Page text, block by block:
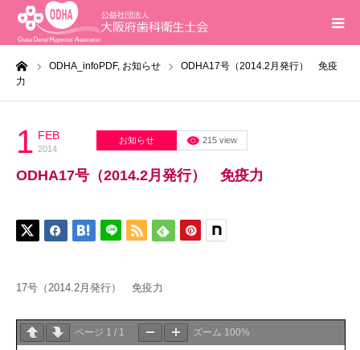
ODHA_infoPDF, お知らせ
ODHA17号（2014.2月発行） 免疫
力
1 FEB
2014
お知らせ 215 view
ODHA17号（2014.2月発行） 免疫力
17号（2014.2月発行） 免疫力
ページ 1 / 1 ズーム 100%
ホーム
問合せ